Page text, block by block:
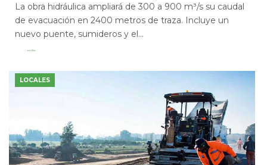
La obra hidráulica ampliará de 300 a 900 m³/s su caudal
de evacuación en 2400 metros de traza. Incluye un
nuevo puente, sumideros y el...
Leer Más
LOCALES